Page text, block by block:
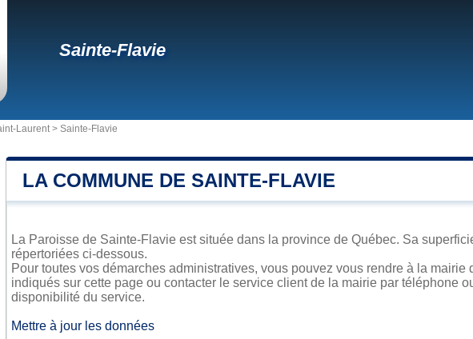
Sainte-Flavie
Laurent> Sainte-Flavie
LA COMMUNE DE SAINTE-FLAVIE
La Paroisse de Sainte-Flavie est située dans la province de Québec. Sa
répertoriées ci-dessous.
Pour toutes vos démarches administratives, vous pouvez vous rendre à la
indiqués sur cette page ou contacter le service client de la mairie par téléphone
disponibilité du service.
Mettre à jour les données